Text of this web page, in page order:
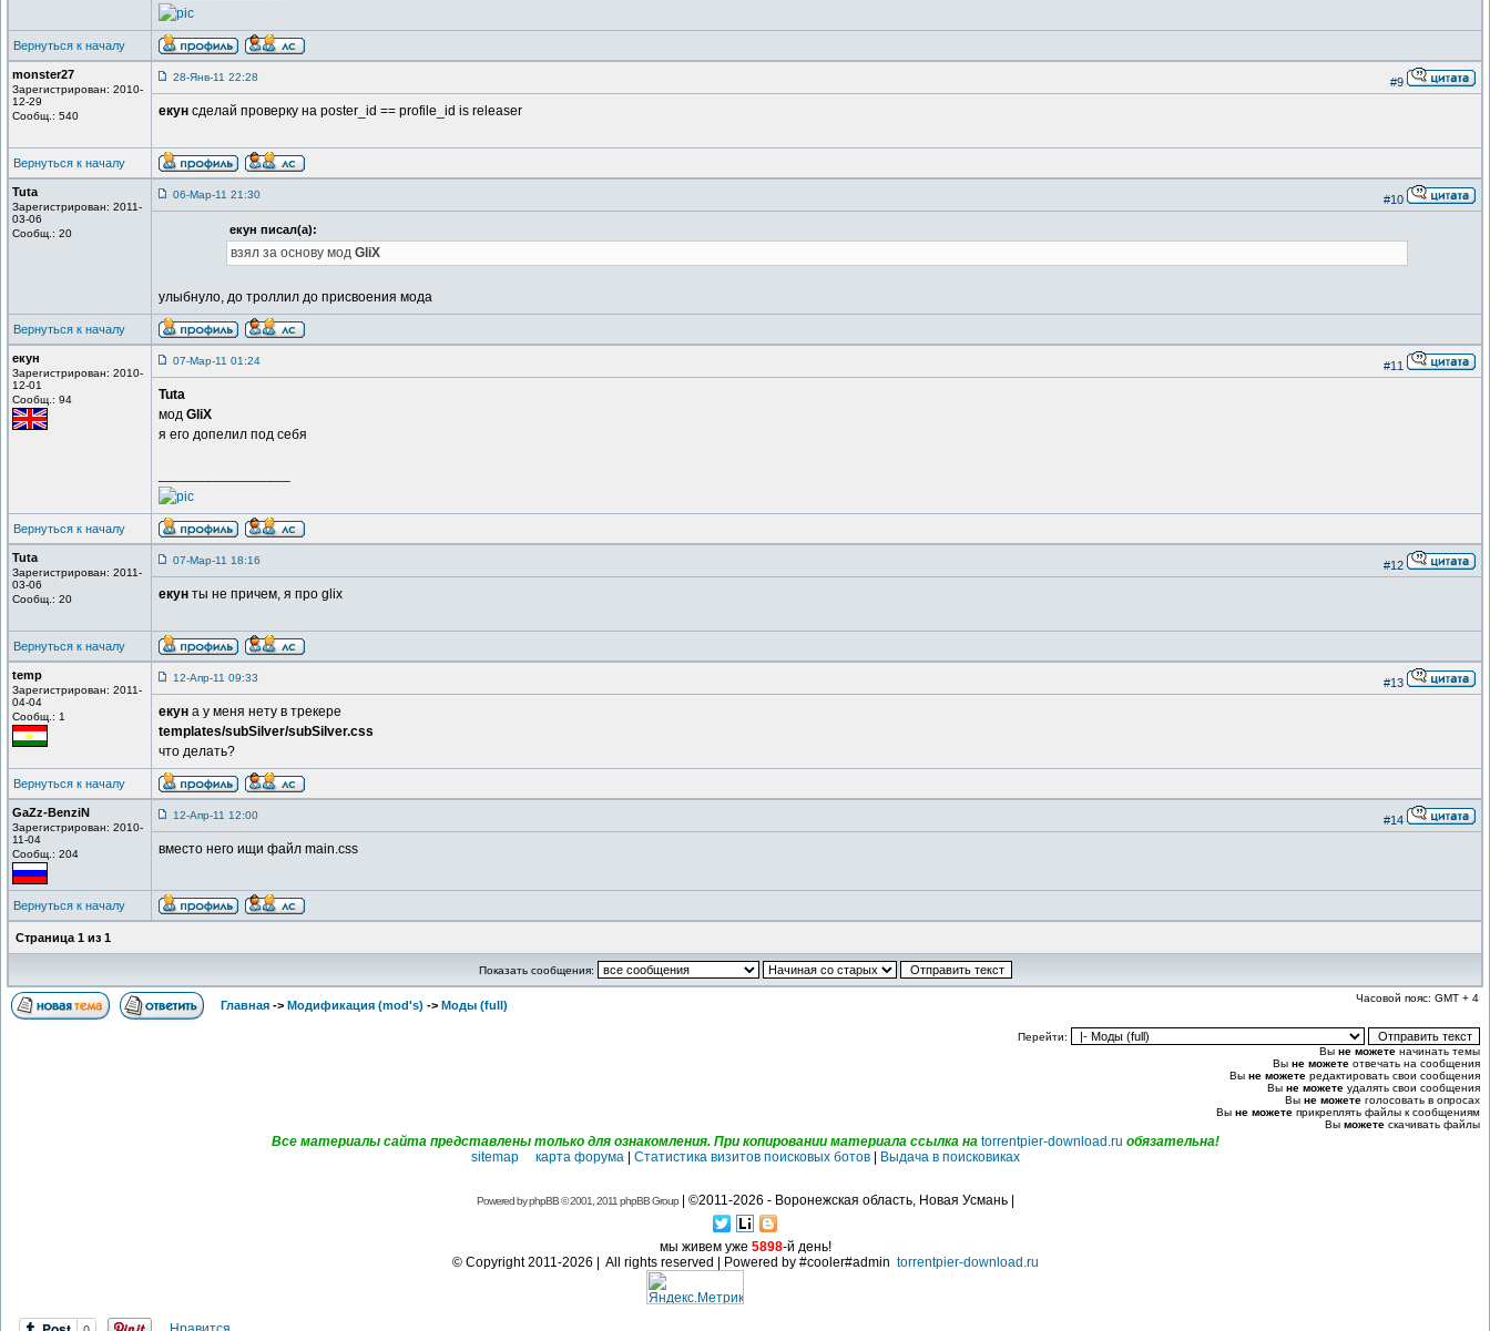
Вернуться к началу
monster27
Зарегистрирован: 2010-
12-29
Сообщ.: 540
28-Янв-11 22:28 #9
екун сделай проверку на poster_id == profile_id is releaser
Вернуться к началу
Tuta
Зарегистрирован: 2011-
03-06
Сообщ.: 20
06-Мар-11 21:30 #10
екун писал(а):
взял за основу мод GliX
улыбнуло, до троллил до присвоения мода
Вернуться к началу
екун
Зарегистрирован: 2010-
12-01
Сообщ.: 94
07-Мар-11 01:24 #11
Tuta
мод GliX
я его допелил под себя
Вернуться к началу
Tuta
Зарегистрирован: 2011-
03-06
Сообщ.: 20
07-Мар-11 18:16 #12
екун ты не причем, я про glix
Вернуться к началу
temp
Зарегистрирован: 2011-
04-04
Сообщ.: 1
12-Апр-11 09:33 #13
екун а у меня нету в трекере
templates/subSilver/subSilver.css
что делать?
Вернуться к началу
GaZz-BenziN
Зарегистрирован: 2010-
11-04
Сообщ.: 204
12-Апр-11 12:00 #14
вместо него ищи файл main.css
Вернуться к началу
Страница 1 из 1
Показать сообщения:
Главная -> Модификация (mod's) -> Моды (full)
Часовой пояс: GMT + 4
Перейти:
Вы не можете начинать темы
Вы не можете отвечать на сообщения
Вы не можете редактировать свои сообщения
Вы не можете удалять свои сообщения
Вы не можете голосовать в опросах
Вы не можете прикреплять файлы к сообщениям
Вы можете скачивать файлы
Все материалы сайта представлены только для ознакомления. При копировании материала ссылка на torrentpier-download.ru обязательна!
sitemap карта форума| Статистика визитов поисковых ботов| Выдача в поисковиках
Powered byphpBB© 2001, 2011 phpBB Group| ©2011-2026 - Воронежская область, Новая Усмань |
мы живем уже 5898-й день!
© Copyright 2011-2026 | All rights reserved | Powered by #cooler#admin torrentpier-download.ru